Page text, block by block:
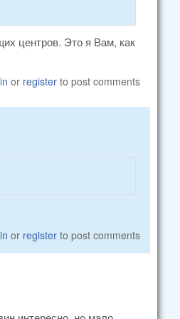
центров. Это я Вам, как
or register to post comments
or register to post comments